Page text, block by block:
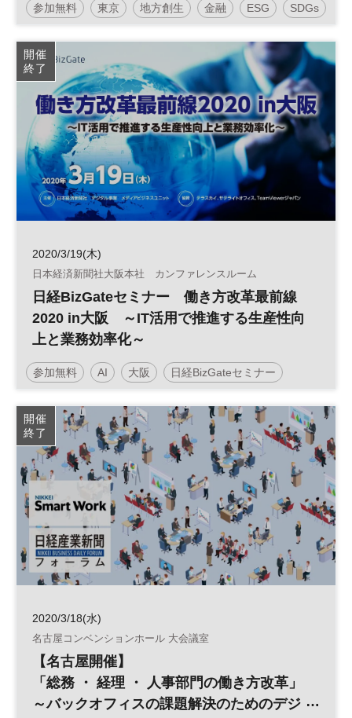
参加無料 東京 地方創生 金融 ESG SDGs
資産運用
開催
終了
2020/3/19(木)
日本経済新聞社大阪本社 カンファレンスルーム
日経BizGateセミナー 働き方改革最前線
2020 in大阪 ～IT活用で推進する生産性向
上と業務効率化～
参加無料 AI 大阪 日経BizGateセミナー
人工知能 業務効率化
RPA
開催
終了
2020/3/18(水)
名古屋コンベンションホール 大会議室
【名古屋開催】
「総務 ・ 経理 ・ 人事部門の働き方改革」
～バックオフィスの課題解決のためのデジ